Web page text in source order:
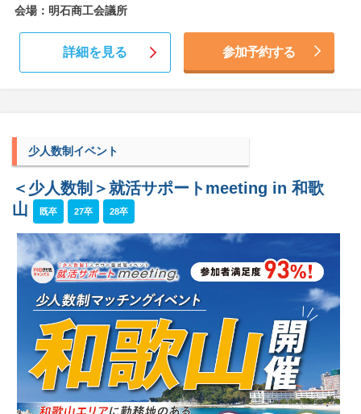
会場：明石商工会議所
詳細を見る 参加予約する
少人数制イベント
＜少人数制＞就活サポートmeeting in 和歌
山
既卒 27卒 28卒